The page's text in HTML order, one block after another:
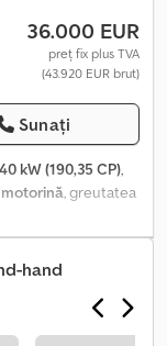
36.000 EUR
preț fix plus TVA
(43.920 EUR brut)
Sunați
kW (190,35 CP),
motorină, greutatea
, număr de locuri:
prezentate
Acrsk
hand